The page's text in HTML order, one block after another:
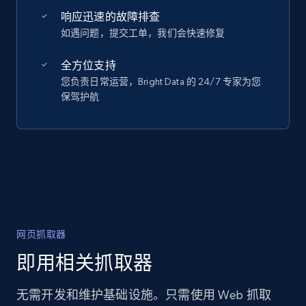
响应迅速的故障排查
如遇问题，提交工单，我们会快速修复
全方位支持
您负责日常运营，Bright Data 的 24/7 专家为您
保驾护航
网页抓取器
即用相关抓取器
无需开发和维护基础设施。只需使用 Web 抓取